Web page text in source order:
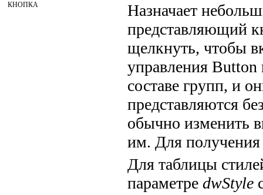
КНОПКА
Назначает
представляющий
щелкнуть, чтобы
управления Button
составе групп, и
представляются
обычно изменить
им. Для
Для таблицы
параметре dwStyle